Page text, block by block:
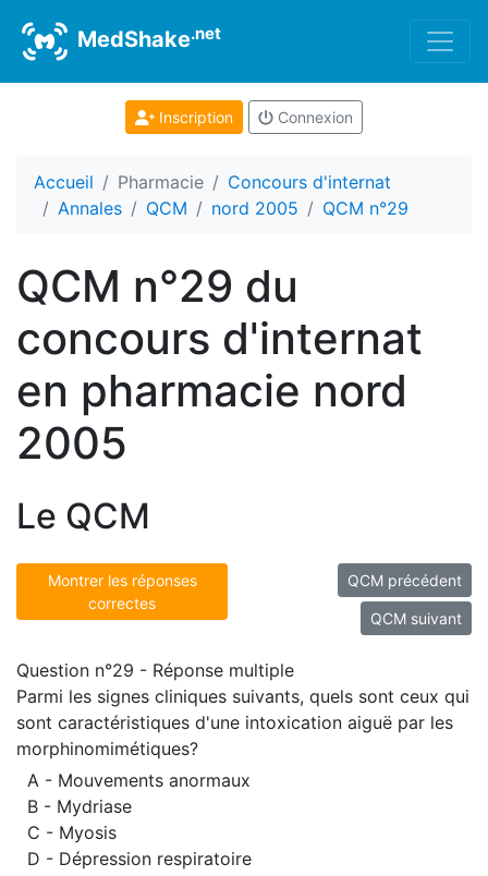
MedShake.net
Inscription Connexion
Accueil Pharmacie
Concours d'internat
Annales
QCM nord 2005 QCM n°29
QCM n°29 du
concours d'internat
en pharmacie nord
2005
Le QCM
Montrer les réponses
correctes
QCM précédent
QCM suivant
Question n°29 - Réponse multiple
Parmi les signes cliniques suivants, quels sont ceux qui
sont caractéristiques d'une intoxication aiguë par les
morphinomimétiques?
A - Mouvements anormaux
B - Mydriase
C - Myosis
D - Dépression respiratoire